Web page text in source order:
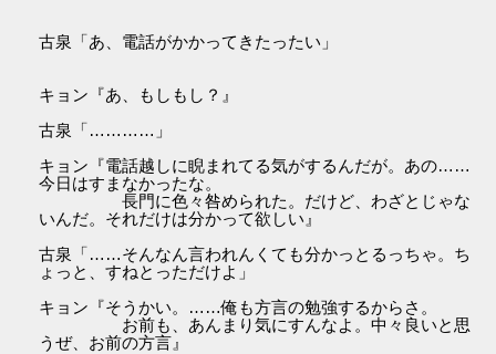
古泉「あ、電話がかかってきたったい」
キョン『あ、もしもし？』
古泉「…………」
キョン『電話越しに睨まれてる気がするんだが。あの……
今日はすまなかったな。
長門に色々咎められた。だけど、わざとじゃな
いんだ。それだけは分かって欲しい』
古泉「……そんなん言われんくても分かっとるっちゃ。ち
ょっと、すねとっただけよ」
キョン『そうかい。……俺も方言の勉強するからさ。
お前も、あんまり気にすんなよ。中々良いと思
うぜ、お前の方言』